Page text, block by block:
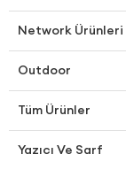
Network Ürünleri
Outdoor
Tüm Ürünler
Yazıcı Ve Sarf